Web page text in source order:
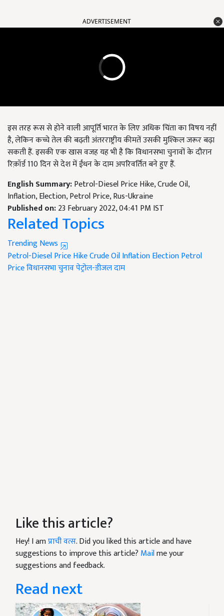
ADVERTISEMENT
इस तरह रूस से होने वाली आपूर्ति भारत के लिए अधिक चिंता का विषय नहीं
है, लेकिन कच्चे तेल की बढ़ती अंतरराष्ट्रीय कीमतें उसकी मुश्किल जरूर बढ़ा
सकती हैं. इसकी एक खास वजह यह भी है कि विधानसभा चुनावों के दौरान
रिक़ॉर्ड 110 दिन से देश में ईंधन के दाम अपरिवर्तित बने हुए हैं.
English Summary:Petrol-Diesel Price Hike, Crude Oil,
Inflation, Election, Petrol Price, Rus-Ukraine
Published on:23 February 2022, 04:41 PM IST
Related Topics
Trending News
Petrol-Diesel Price HikeCrude OilInflationElectionPetrol
Priceविधानसभा चुनावपेट्रोल-डीजल दाम
Like this article?
Hey! I amप्राची वत्स. Did you liked this article and have
suggestions to improve this article? Mailme your
suggestions and feedback.
Read next